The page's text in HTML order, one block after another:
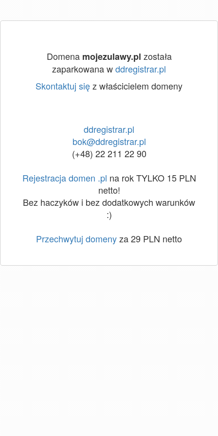
Domena mojezulawy.pl została
zaparkowana wddregistrar.pl
Skontaktuj sięz właścicielem domeny
ddregistrar.pl
bok@ddregistrar.pl
(+48) 22 211 22 90
Rejestracja domen .pl na rok TYLKO 15 PLN
netto!
Bez haczyków i bez dodatkowych warunków
:)
Przechwytuj domenyza 29 PLN netto